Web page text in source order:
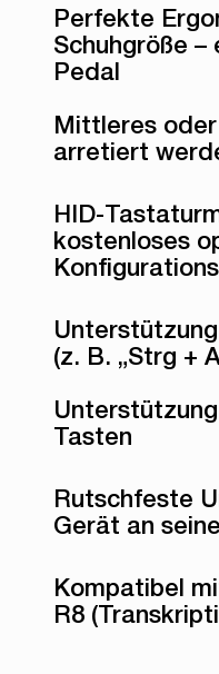
Perfekte
Schuhgröße
Pedal
Mittleres
arretiert
HID-
kostenloses
(z. B. „Strg +
Tasten
Rutschfeste
Gerät an
Kompatibel
R8